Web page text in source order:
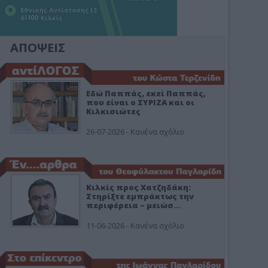
ΑΠΟΨΕΙΣ
Εδώ Παππάς, εκεί Παππάς,
που είναι ο ΣΥΡΙΖΑ και οι
Κιλκισιώτες
26-07-2026 - Κανένα σχόλιο
Κιλκίς προς Χατζηδάκη:
Στηρίξτε εμπράκτως την
περιφέρεια – μειώσ…
11-06-2026 - Κανένα σχόλιο